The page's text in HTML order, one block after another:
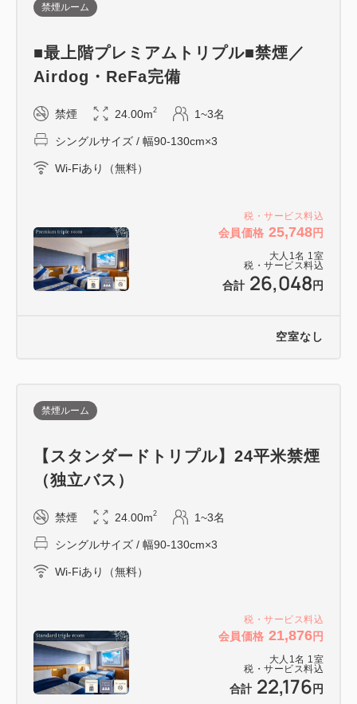
で幅広く取り揃えております！
直結バスも
・道頓堀グリコサインなど、大阪の名所もすぐそこ！
■アクセス
【電車】JR難波駅、大阪メトロなんば駅、南海電鉄
阪神電鉄・近鉄大阪なんば駅と、5つの駅から徒歩で
便利な立地！
【飛行機】関西空港行 南海電鉄の特急ラピート・空
港急行ほか、直行バス乗り場もすぐ
●グリコサイン（約11分）
●なんばグランド花月（約10分）
関西が誇る笑いの聖地。「吉本新喜劇」は必見です！
大阪名物「豚まん」は、一度食べたらやみつき♪
●りくろーおじさんの店 なんば本店（約7分）
焼きたてチーズケーキを食べられるのはここだけ
なんばHatch、大阪松竹座、Zeep Namba徒歩圏内！
■朝食のご案内
税・サービス料込
会員価格 25,748円
大人 1 名 1 室
税・サービス料込
合計 26,048 円
禁煙ルーム
■最上階プレミアムトリプル■禁煙／
Airdog・ReFa完備
禁煙 24.00m2 1~3名
シングルサイズ / 幅90-130cm×3
Wi-Fiあり（無料）
空室なし
税・サービス料込
会員価格 21,876円
大人 1 名 1 室
税・サービス料込
合計 22,176 円
禁煙ルーム
【スタンダードトリプル】24平米禁煙
（独立バス）
禁煙 24.00m2 1~3名
シングルサイズ / 幅90-130cm×3
Wi-Fiあり（無料）